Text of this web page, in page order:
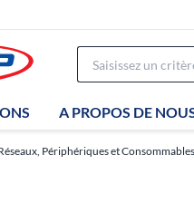
A PROPOS DE
Périphériques et Consommables